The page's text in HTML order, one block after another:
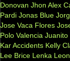
Donovan Jhon Alex
Pardi Jonas Blue
Jose Vaca Flores
Polo Valencia Juanito
Kar Accidents Kelly
Lee Brice Lenka